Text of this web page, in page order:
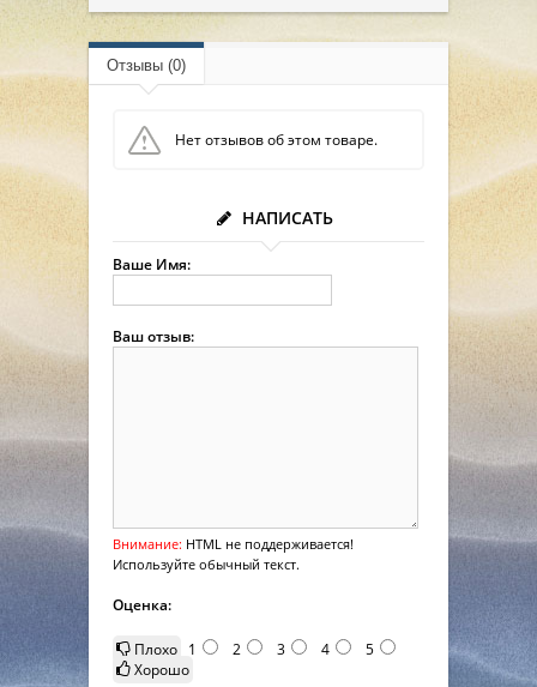
Отзывы (0)
Нет отзывов об этом товаре.
НАПИСАТЬ
Ваше Имя:
Ваш отзыв:
Внимание: HTML не поддерживается!
Используйте обычный текст.
Оценка:
Плохо 1 2 3 4
5
Хорошо